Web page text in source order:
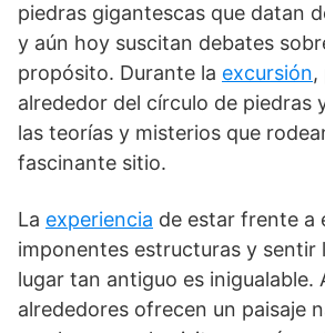
piedras gigantescas que datan
y aún hoy suscitan debates
propósito. Durante la excursión,
alrededor del círculo de piedras
las teorías y misterios que
fascinante sitio.
La experiencia de estar frente a
imponentes estructuras y sentir
lugar tan antiguo es inigualable.
alrededores ofrecen un paisaje